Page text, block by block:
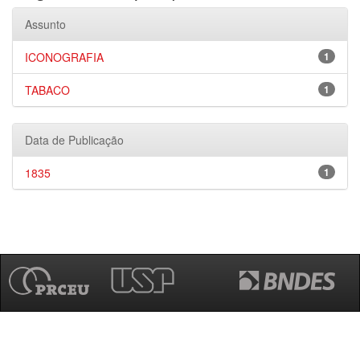
Assunto
1
ICONOGRAFIA
1
TABACO
Data de Publicação
1
1835